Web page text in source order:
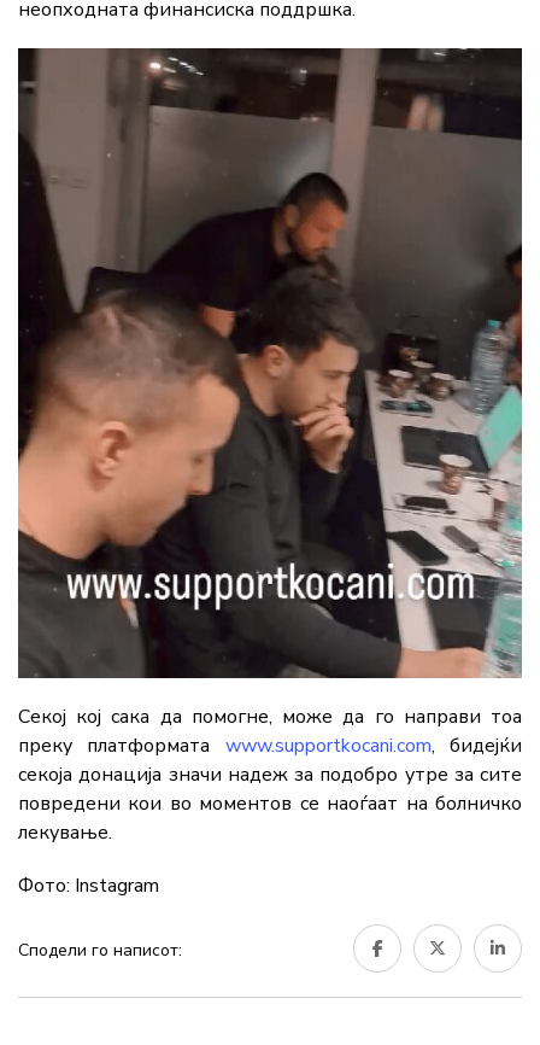
неопходната финансиска поддршка.
Секој кој сака да помогне, може да го направи тоа
преку платформата www.supportkocani.com, бидејќи
секоја донација значи надеж за подобро утре за сите
повредени кои во моментов се наоѓаат на болничко
лекување.
Фото: Instagram
Сподели го написот: